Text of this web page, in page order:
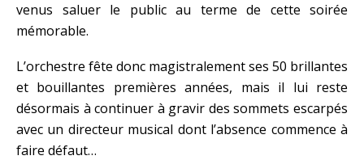
venus saluer le public au terme de cette soirée
mémorable.
L’orchestre fête donc magistralement ses 50 brillantes
et bouillantes premières années, mais il lui reste
désormais à continuer à gravir des sommets escarpés
avec un directeur musical dont l’absence commence à
faire défaut…